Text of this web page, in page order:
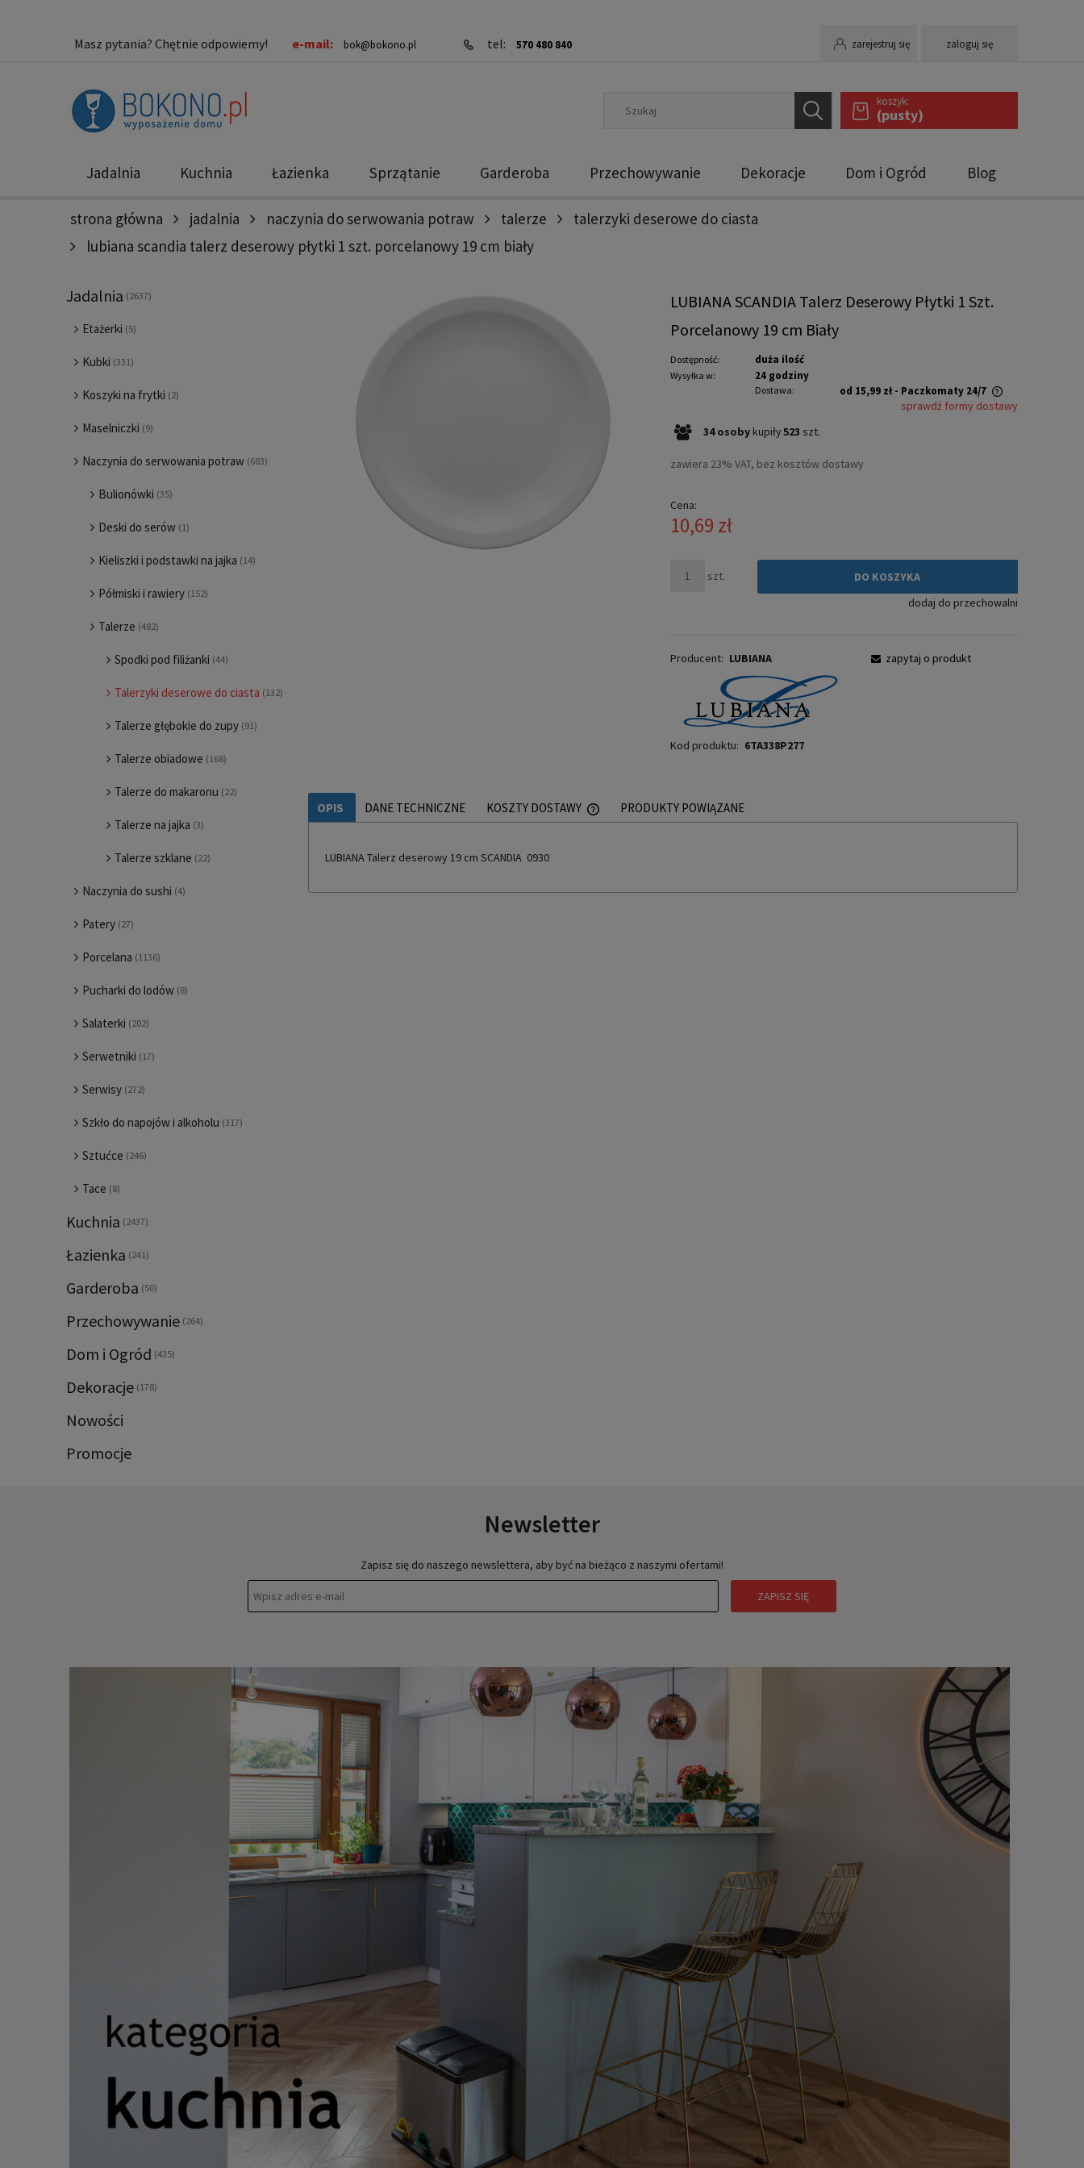
zarejestruj się zaloguj się
Masz pytania? Chętnie odpowiemy! e-mail: bok@bokono.pl tel: 570 480 840
koszyk:
(pusty)
Jadalnia Kuchnia Łazienka Sprzątanie Garderoba Przechowywanie Dekoracje Dom i Ogród Blog
Nowości Promocje
strona główna jadalnia naczynia do serwowania potraw talerze
talerzyki deserowe do ciasta
lubiana scandia talerz deserowy płytki 1 szt. porcelanowy 19 cm biały
Jadalnia (2637)
Etażerki (5)
Kubki (331)
Koszyki na frytki (2)
Maselniczki (9)
Naczynia do serwowania potraw (683)
Bulionówki (35)
Deski do serów (1)
Kieliszki i podstawki na jajka (14)
Półmiski i rawiery (152)
Talerze (482)
Spodki pod filiżanki (44)
Talerzyki deserowe do ciasta (132)
Talerze głębokie do zupy (91)
Talerze obiadowe (168)
Talerze do makaronu (22)
Talerze na jajka (3)
Talerze szklane (22)
Naczynia do sushi (4)
Patery (27)
Porcelana (1136)
Pucharki do lodów (8)
Salaterki (202)
Serwetniki (17)
Serwisy (272)
Szkło do napojów i alkoholu (317)
Sztućce (246)
Tace (8)
Kuchnia (2437)
Łazienka (241)
Garderoba (50)
Przechowywanie (264)
Dom i Ogród (435)
Dekoracje (178)
Nowości
Promocje
LUBIANA SCANDIA Talerz Deserowy Płytki 1 Szt.
Porcelanowy 19 cm Biały
Dostępność: duża ilość
Wysyłka w: 24 godziny
Dostawa: od 15,99 zł - Paczkomaty 24/7
Cena nie zawiera ewentualnych kosztów
sprawdź formy dostawy
34 osoby kupiły523 szt.
zawiera 23% VAT, bez kosztów dostawy
Cena:
10,69 zł
szt.
DO KOSZYKA
dodaj do przechowalni
Producent: LUBIANA
Kod produktu: 6TA338P277
zapytaj o produkt
OPIS DANE TECHNICZNE KOSZTY DOSTAWY PRODUKTY POWIĄZANE
LUBIANA Talerz deserowy 19 cm SCANDIA 0930
Newsletter
Zapisz się do naszego newslettera, aby być na bieżąco z naszymi ofertami!
ZAPISZ SIĘ